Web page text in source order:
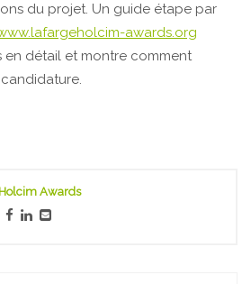
du projet. Un guide étape par
awards.org
en détail et montre comment
Awards